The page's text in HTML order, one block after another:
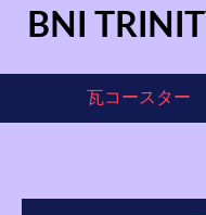
BNI
瓦コースタ